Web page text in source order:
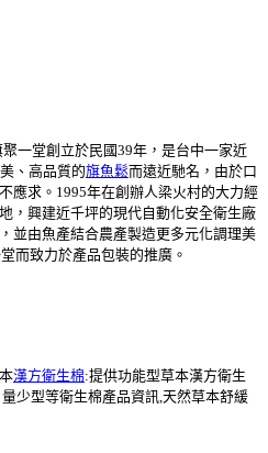
聚一堂創立於民國39年，是台中一家近
、高品質的旗魚鬆而遠近馳名，由於口
應求。1995年在創辦人梁火村的大力經
，興建近千坪的現代自動化安全衛生廠
並由魚產結合農產製造更多元化調理美
而致力於產品包裝的推廣。
漢方衛生棉:提供功能型草本漢方衛生
少型等衛生棉產品資訊,天然草本舒緩